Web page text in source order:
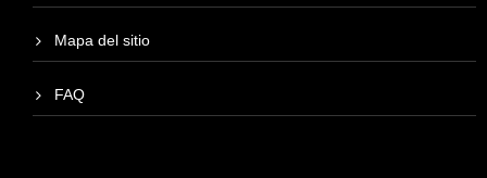
Mapa del sitio
FAQ